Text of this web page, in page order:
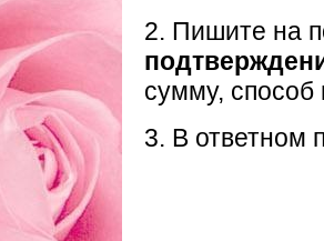
2. Пишите на
сумму, способ
3. В ответном